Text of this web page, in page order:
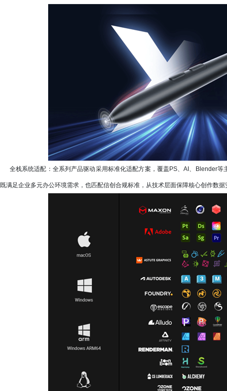
全栈系统适配：全系列产品驱动采用标准化适配方案，覆盖PS、AI、Blender等
既满足企业多元办公环境需求，也匹配信创合规标准，从技术层面保障核心创作数据